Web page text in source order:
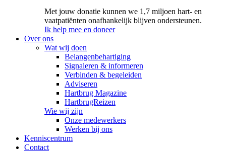
Met jouw donatie kunnen we 1,7 miljoen hart- en
vaatpatiënten onafhankelijk blijven ondersteunen.
Ik help mee en doneer
Over ons
Wat wij doen
Belangenbehartiging
Signaleren & informeren
Verbinden & begeleiden
Adviseren
Hartbrug Magazine
HartbrugReizen
Wie wij zijn
Onze medewerkers
Werken bij ons
Kenniscentrum
Contact